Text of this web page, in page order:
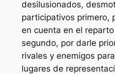
desilusionados,
participativos primero,
en cuenta en el
segundo, por darle
rivales y enemigos
lugares de